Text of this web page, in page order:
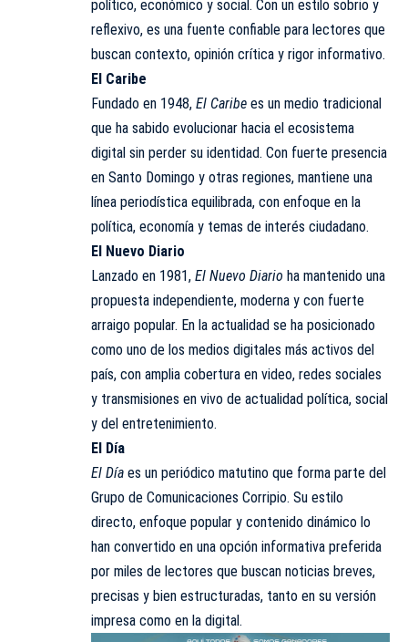
político, económico y social. Con un estilo sobrio y
reflexivo, es una fuente confiable para lectores que
buscan contexto, opinión crítica y rigor informativo.
El Caribe
Fundado en 1948, El Caribe es un medio tradicional
que ha sabido evolucionar hacia el ecosistema
digital sin perder su identidad. Con fuerte presencia
en Santo Domingo y otras regiones, mantiene una
línea periodística equilibrada, con enfoque en la
política, economía y temas de interés ciudadano.
El Nuevo Diario
Lanzado en 1981, El Nuevo Diario ha mantenido una
propuesta independiente, moderna y con fuerte
arraigo popular. En la actualidad se ha posicionado
como uno de los medios digitales más activos del
país, con amplia cobertura en video, redes sociales
y transmisiones en vivo de actualidad política, social
y del entretenimiento.
El Día
El Día es un periódico matutino que forma parte del
Grupo de Comunicaciones Corripio. Su estilo
directo, enfoque popular y contenido dinámico lo
han convertido en una opción informativa preferida
por miles de lectores que buscan noticias breves,
precisas y bien estructuradas, tanto en su versión
impresa como en la digital.